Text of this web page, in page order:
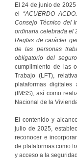
El 24 de junio de
el “ACUERDO
Consejo Técnico del
ordinaria celebrada el
Reglas de carácter
de las personas
obligatorio del
cumplimiento de las
Trabajo (LFT),
plataformas
(IMSS), así como
Nacional de la
El contenido y
julio de 2025,
reconocer e
de plataformas como
y acceso a la